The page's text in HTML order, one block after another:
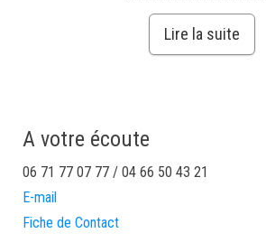
Lire la suite
A votre écoute
06 71 77 07 77 / 04 66 50 43 21
E-mail
Fiche de Contact